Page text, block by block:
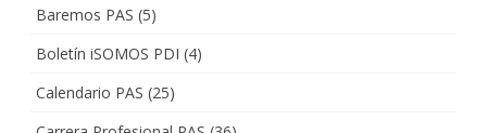
Baremos PAS (5)
Boletín iSOMOS PDI (4)
Calendario PAS (25)